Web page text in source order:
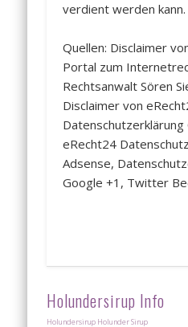
verdient werden kann.
Quellen: Disclaimer
Portal zum
Rechtsanwalt Sören
Disclaimer von
Datenschutzerklärung
eRecht24
Adsense,
Google +1, Twitter
Holundersirup Info
Holundersirup Holunder Sirup